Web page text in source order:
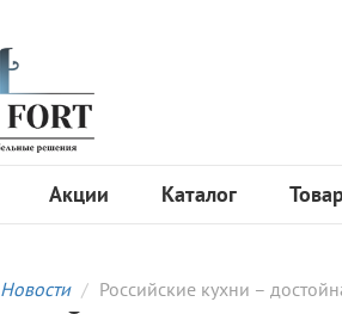
Акции Каталог
Новости Российские кухни –